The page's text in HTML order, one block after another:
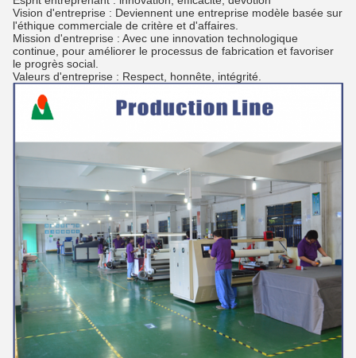
Vision d'entreprise : Deviennent une entreprise modèle basée sur
l'éthique commerciale de critère et d'affaires.
Mission d'entreprise : Avec une innovation technologique
continue, pour améliorer le processus de fabrication et favoriser
le progrès social.
Valeurs d'entreprise : Respect, honnête, intégrité.